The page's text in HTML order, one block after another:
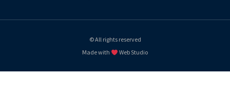
© All rights reserved
Made with
Web Studio